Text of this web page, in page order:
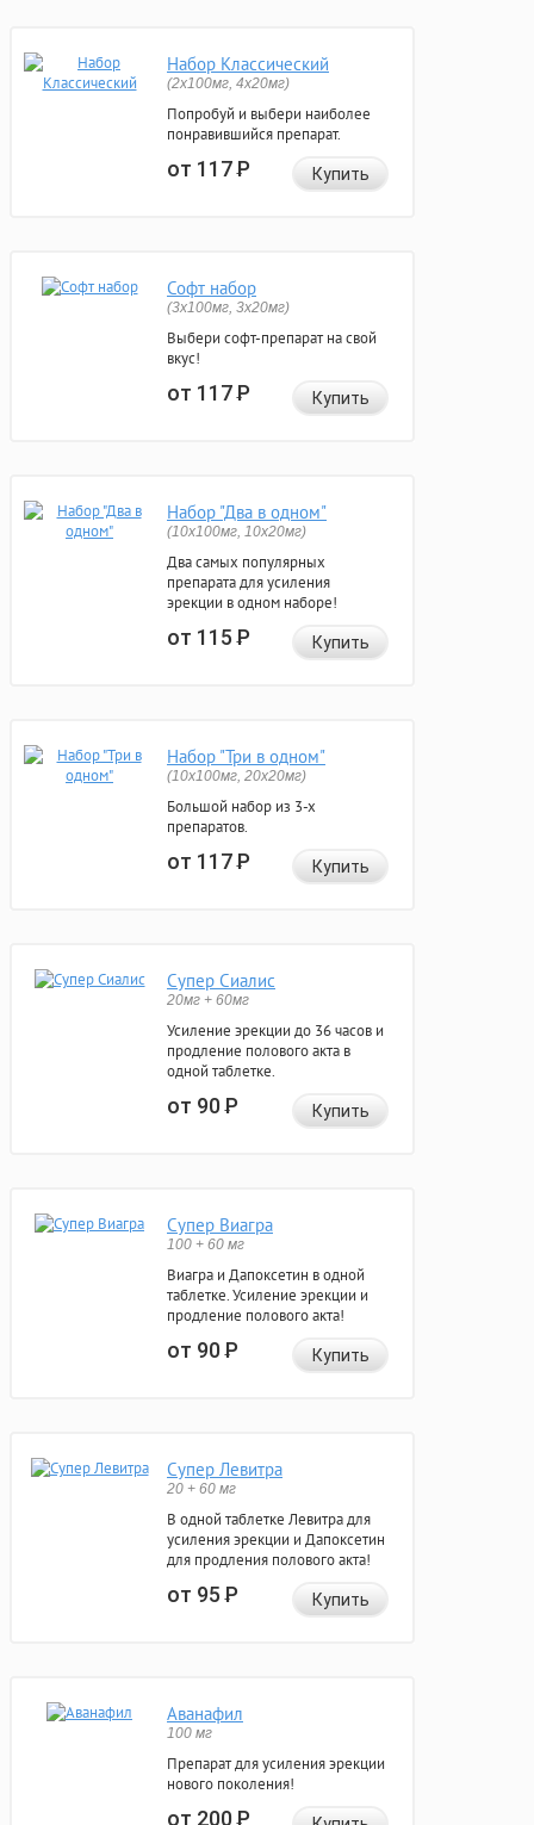
Набор Классический
(2x100мг, 4x20мг)
Попробуй и выбери наиболее
понравившийся препарат.
от 117Р Купить
Софт набор
(3x100мг, 3x20мг)
Выбери софт-препарат на свой
вкус!
от 117Р Купить
Набор "Два в одном"
(10x100мг, 10x20мг)
Два самых популярных
препарата для усиления
эрекции в одном наборе!
от 115Р Купить
Набор "Три в одном"
(10x100мг, 20x20мг)
Большой набор из 3-х
препаратов.
от 117Р Купить
Супер Сиалис
20мг + 60мг
Усиление эрекции до 36 часов и
продление полового акта в
одной таблетке.
от 90Р Купить
Супер Виагра
100 + 60 мг
Виагра и Дапоксетин в одной
таблетке. Усиление эрекции и
продление полового акта!
от 90Р Купить
Супер Левитра
20 + 60 мг
В одной таблетке Левитра для
усиления эрекции и Дапоксетин
для продления полового акта!
от 95Р Купить
Аванафил
100 мг
Препарат для усиления эрекции
нового поколения!
от 200Р